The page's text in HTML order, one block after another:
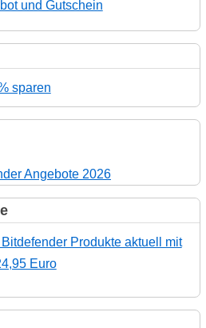
sparen
Produkte aktuell mit
Euro